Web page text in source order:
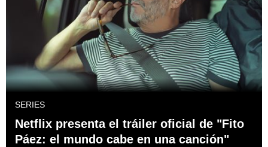
SERIES
Netflix presenta el tráiler oficial de "Fito
Páez: el mundo cabe en una canción"